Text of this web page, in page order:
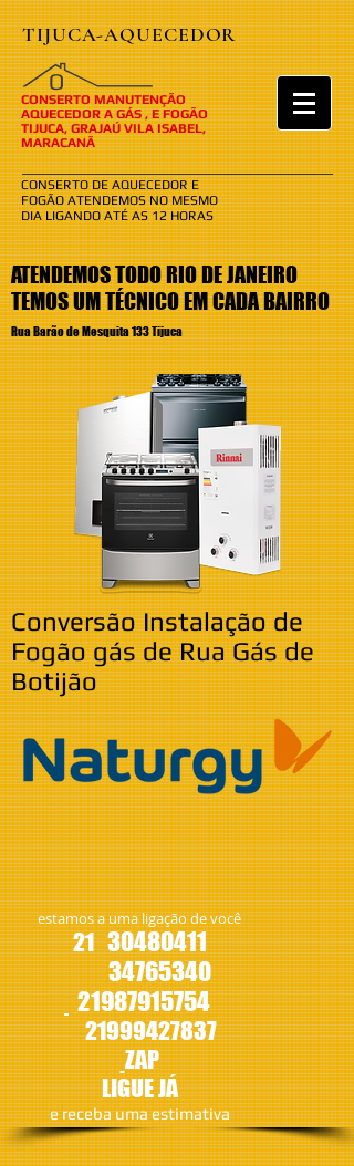
TIJUCA-AQUECEDOR
​​O
CONSERTO MANUTENÇÃO
AQUECEDOR A GÁS , E FOGÃO
TIJUCA, GRAJAÚ VILA ISABEL,
MARACANÃ
CONSERTO DE AQUECEDOR E
FOGÃO ATENDEMOS NO MESMO
DIA LIGANDO ATÉ AS 12 HORAS
ATENDEMOS TODO RIO DE JANEIRO
TEMOS UM TÉCNICO EM CADA BAIRRO
Rua Barão de Mesquita 133 Tijuca
Conversão Instalação de
Fogão gás de Rua Gás de
Botijão
estamos a uma ligação de você
2130480411
34765340
21987915754
21999427837
ZAP
LIGUE JÁ
​e receba uma estimativa